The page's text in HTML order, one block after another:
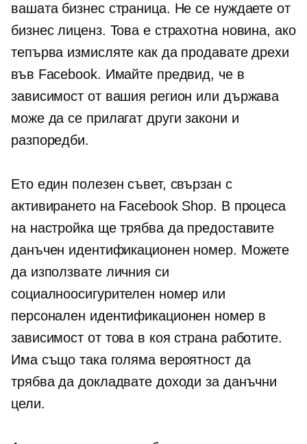
вашата бизнес страница. Не се нуждаете от
бизнес лиценз. Това е страхотна новина, ако
тепърва измисляте как да продавате дрехи
във Facebook. Имайте предвид, че в
зависимост от вашия регион или държава
може да се прилагат други закони и
разпоредби.
Ето един полезен съвет, свързан с
активирането на Facebook Shop. В процеса
на настройка ще трябва да предоставите
данъчен идентификационен номер. Можете
да използвате личния си
социалноосигурителен номер или
персонален идентификационен номер в
зависимост от това в коя страна работите.
Има също така голяма вероятност да
трябва да докладвате доходи за данъчни
цели.